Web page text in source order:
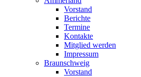
Vorstand
Berichte
Termine
Kontakte
Mitglied werden
Impressum
Braunschweig
Vorstand